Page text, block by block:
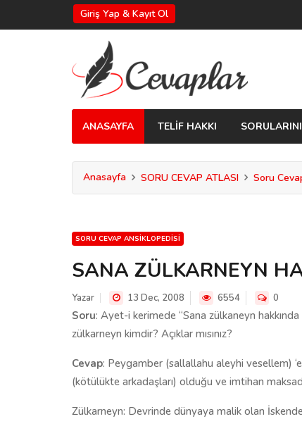
Giriş Yap & Kayıt Ol
ANASAYFA TELİF HAKKI
Anasayfa SORU CEVAP ATLASI Soru
SORU CEVAP ANSIKLOPEDISI
SANA ZÜLKARNEYN
Yazar 13 Dec, 2008 6554 0
Soru: Ayet-i kerimede “Sana zülkaneyn
zülkarneyn kimdir? Açıklar mısınız?
Cevap: Peygamber (sallallahu aleyhi vesellem)
(kötülükte arkadaşları) olduğu ve imtihan
Zülkarneyn: Devrinde dünyaya malik olan